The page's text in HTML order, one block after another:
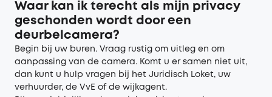
Waar kan ik terecht als mijn privacy
geschonden wordt door een
deurbelcamera?
Begin bij uw buren. Vraag rustig om uitleg en om
aanpassing van de camera. Komt u er samen niet uit,
dan kunt u hulp vragen bij het Juridisch Loket, uw
verhuurder, de VvE of de wijkagent.